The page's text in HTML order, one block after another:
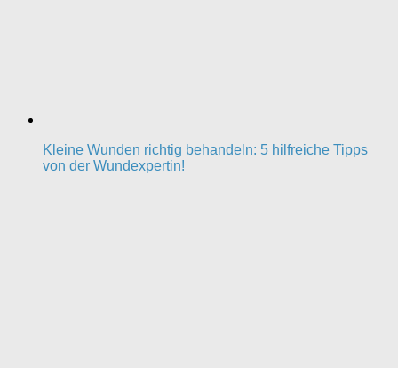
Kleine Wunden richtig behandeln: 5 hilfreiche Tipps
von der Wundexpertin!